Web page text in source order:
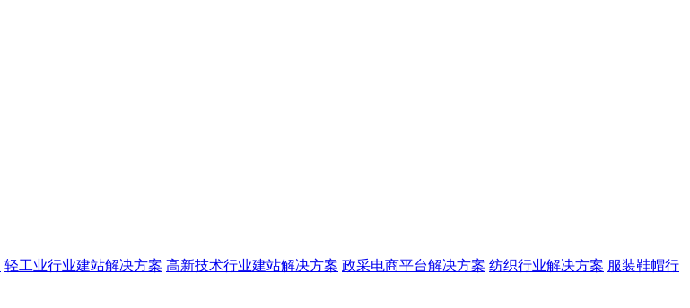
轻工业行业建站解决方案 高新技术行业建站解决方案 政采电商平台解决方案 纺织行业解决方案 服装鞋帽行